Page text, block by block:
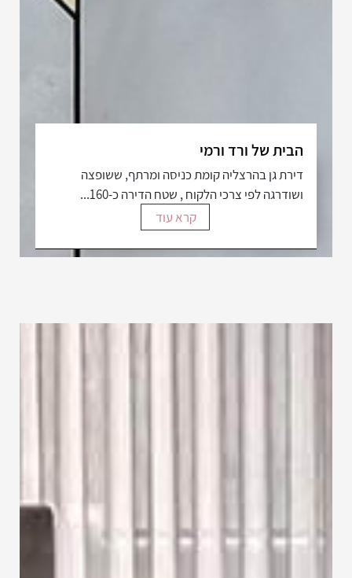
הבית של ורד ורמי
דירת גן בהרצליה קומת כניסה ומרתף, ששופצה
ושודרגה לפי צרכי הלקוח , שטח הדירה כ-160...
קרא עוד